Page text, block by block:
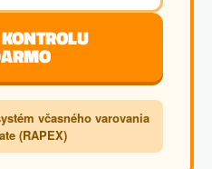
včasného varovania
(RAPEX)